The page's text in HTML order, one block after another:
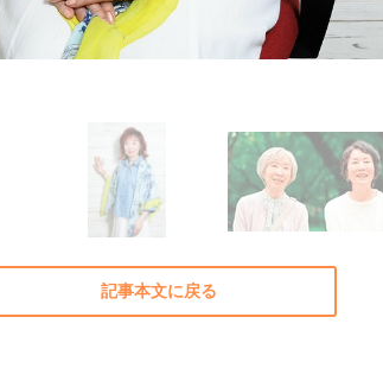
記事本文に戻る